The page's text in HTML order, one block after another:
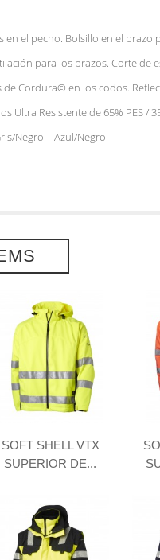
el pecho. Bolsillo en el brazo
para los brazos. Corte de
Cordura© en los codos.
Ultra Resistente de 65% PES /
Negro – Azul/Negro
SOFT SHELL VTX
SUPERIOR DE...